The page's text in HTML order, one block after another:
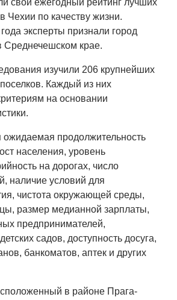
свой ежегодный рейтинг лучших
Чехии по качеству жизни.
эксперты признали город
крае.
изучили 206 крупнейших
Каждый из них
на основании
ожидаемая продолжительность
населения, уровень
на дорогах, число
наличие условий для
чистота окружающей среды,
размер медианной зарплаты,
предпринимателей,
садов, доступность досуга,
банкоматов, аптек и других
в районе Прага-